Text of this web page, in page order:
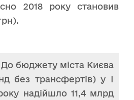
2018 року становив
До бюджету міста Києва
без трансфертів) у І
надійшло 11,4 млрд